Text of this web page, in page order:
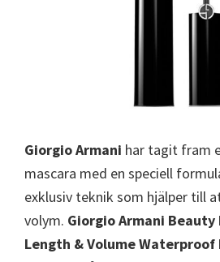
Giorgio Armani har tagit fram
mascara med en speciell
exklusiv teknik som hjälper till
volym. Giorgio Armani Beauty
Length & Volume Waterproof